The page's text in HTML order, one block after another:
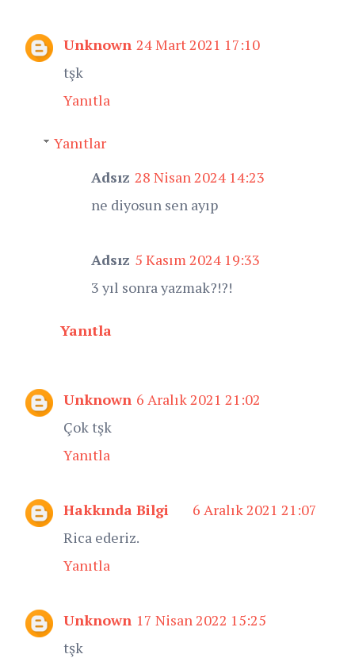
Unknown 24 Mart 2021 17:10
tşk
Yanıtla
Yanıtlar
Adsız 28 Nisan 2024 14:23
ne diyosun sen ayıp
Adsız 5 Kasım 2024 19:33
3 yıl sonra yazmak?!?!
Yanıtla
Unknown 6 Aralık 2021 21:02
Çok tşk
Yanıtla
Hakkında Bilgi
6 Aralık 2021 21:07
Rica ederiz.
Yanıtla
Unknown 17 Nisan 2022 15:25
tşk